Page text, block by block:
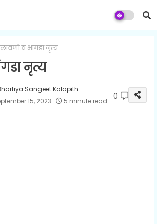
लावणी व भांगडा नृत्य
नृत्य
Sangeet Kalapith
15, 2023
5 minute read 0